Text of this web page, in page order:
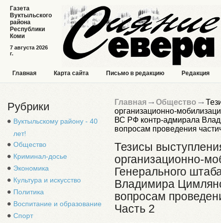
7 августа 2026
г.
Газета
Вуктыльского
района
Республики
Коми
Главная Карта сайта Письмо в редакцию Редакция
Рубрики
Вуктыльскому району - 40
лет!
Общество
Криминал-досье
Экономика
Культура и искусство
Политика
Воспитание и образование
Спорт
Главная Общество
организационно-
ВС РФ контр-адмирала
вопросам проведения
Тезисы
организационно-
Генерального
Владимира
вопросам
Часть 2